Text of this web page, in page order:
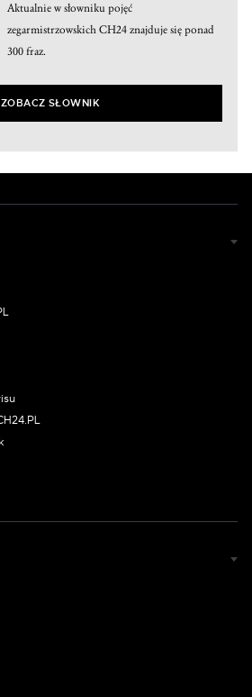
Aktualnie w słowniku pojęć
zegarmistrzowskich CH24 znajduje się ponad
300 fraz.
ZOBACZ SŁOWNIK